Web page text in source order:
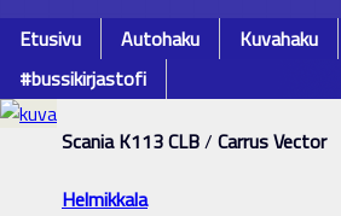
Etusivu Autohaku Kuvahaku
#bussikirjastofi
Scania K113 CLB/ Carrus Vector
Helmikkala